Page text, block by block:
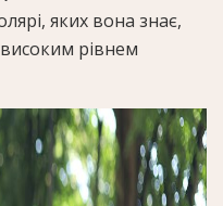
яких вона знає,
рівнем